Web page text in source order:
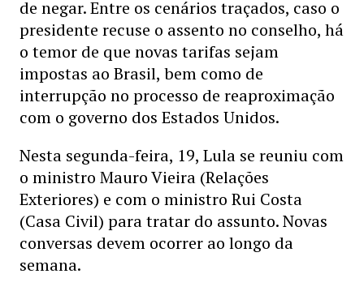
de negar. Entre os cenários traçados, caso o
presidente recuse o assento no conselho, há
o temor de que novas tarifas sejam
impostas ao Brasil, bem como de
interrupção no processo de reaproximação
com o governo dos Estados Unidos.
Nesta segunda-feira, 19, Lula se reuniu com
o ministro Mauro Vieira (Relações
Exteriores) e com o ministro Rui Costa
(Casa Civil) para tratar do assunto. Novas
conversas devem ocorrer ao longo da
semana.